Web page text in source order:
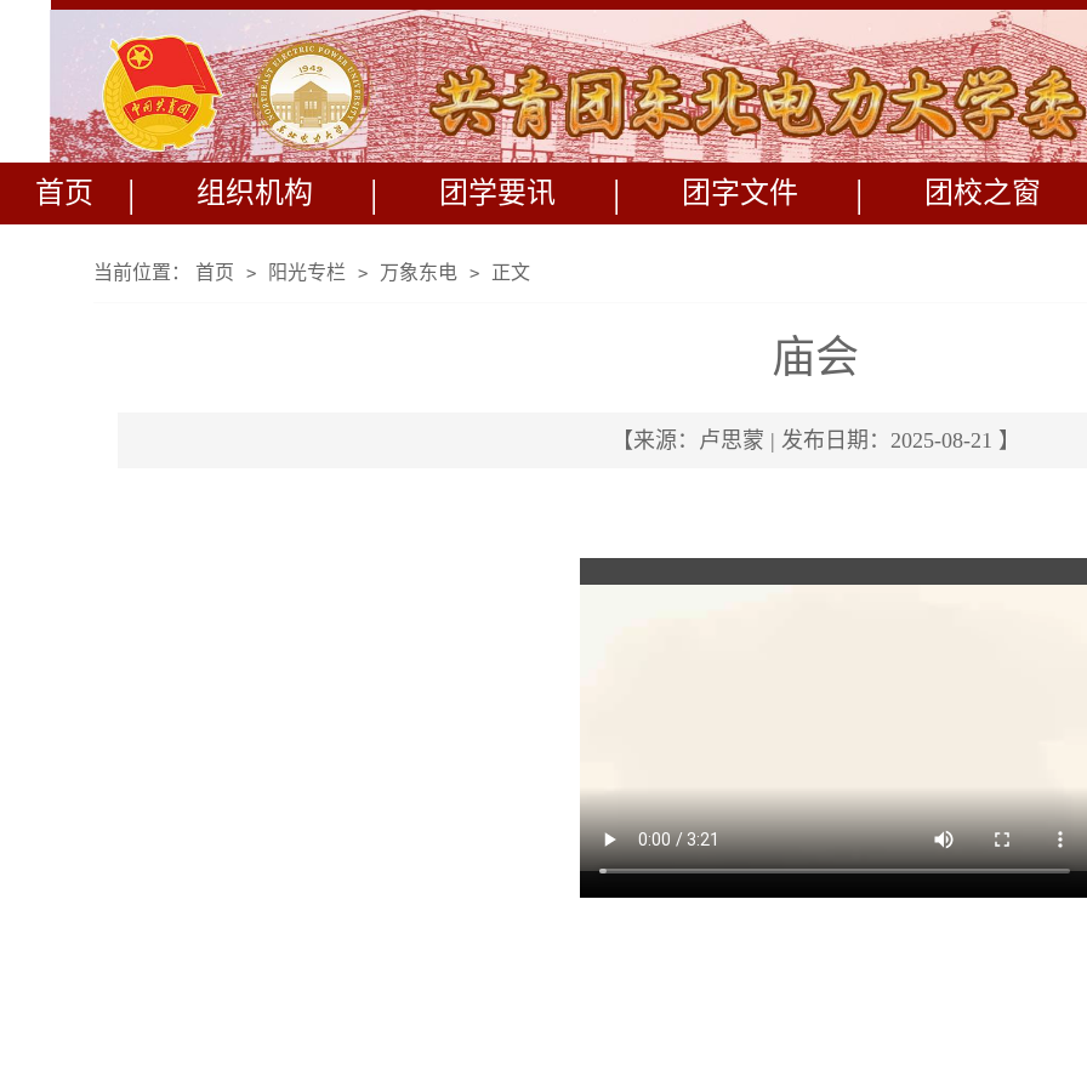
首页 | 组织机构 | 团学要讯 | 团字文件 | 团校之窗
当前位置： 首页 > 阳光专栏 > 万象东电 > 正文
庙会
【来源：卢思蒙 | 发布日期：2025-08-21 】